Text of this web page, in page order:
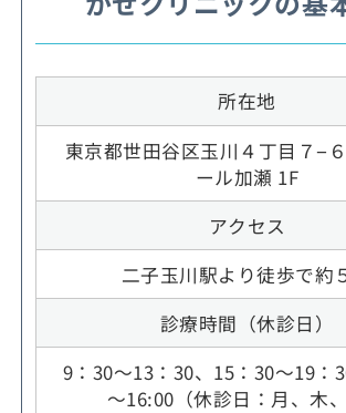
所在地
東京都世田谷区玉川４丁目７−
ール加瀬 1F
アクセス
二子玉川駅より徒歩で約
診療時間（休診日）
9：30～13：30、15：30～19：
～16:00（休診日：月、木、